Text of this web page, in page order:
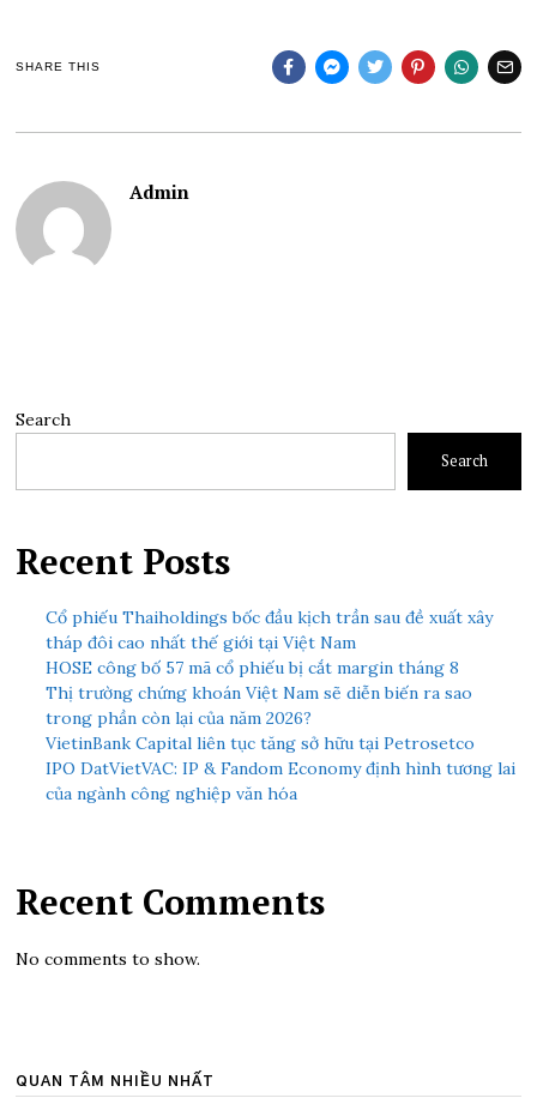
SHARE THIS
Admin
Search
Search
Recent Posts
Cổ phiếu Thaiholdings bốc đầu kịch trần sau đề xuất xây
tháp đôi cao nhất thế giới tại Việt Nam
HOSE công bố 57 mã cổ phiếu bị cắt margin tháng 8
Thị trường chứng khoán Việt Nam sẽ diễn biến ra sao
trong phần còn lại của năm 2026?
VietinBank Capital liên tục tăng sở hữu tại Petrosetco
IPO DatVietVAC: IP & Fandom Economy định hình tương lai
của ngành công nghiệp văn hóa
Recent Comments
No comments to show.
QUAN TÂM NHIỀU NHẤT